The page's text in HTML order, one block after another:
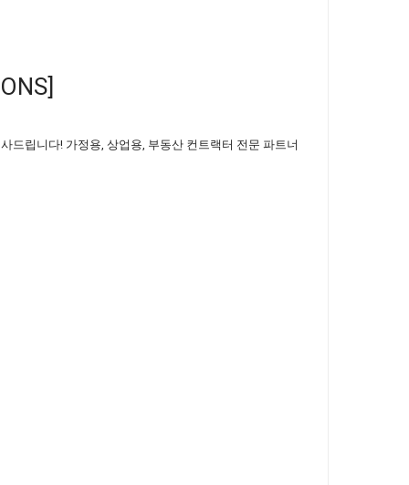
드립니다! 가정용, 상업용, 부동산 컨트랙터 전문 파트너